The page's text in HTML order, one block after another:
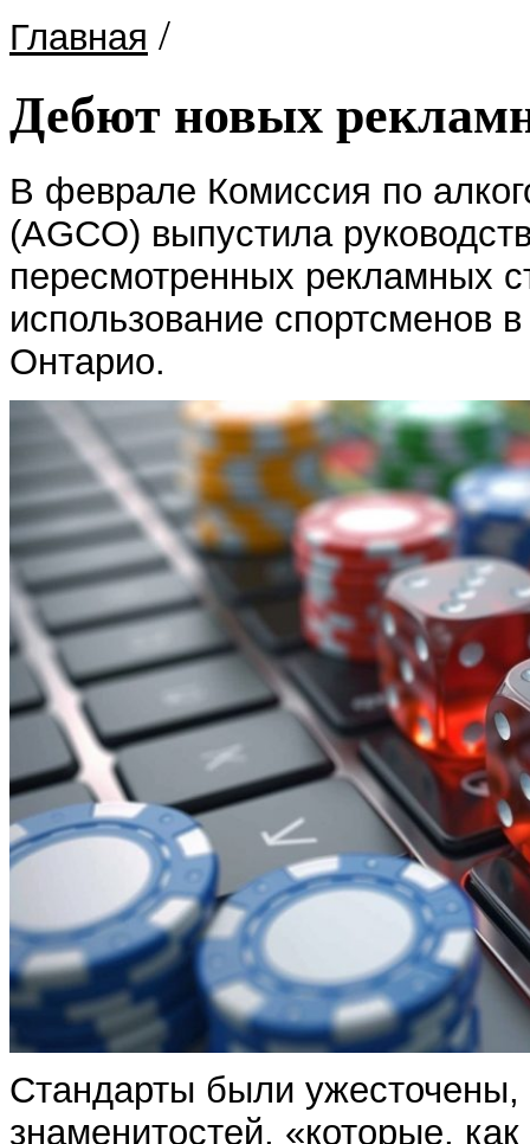
Главная /
Дебют новых
В феврале Комиссия по
(AGCO) выпустила
пересмотренных рекламных
использование спортсменов
Онтарио.
Стандарты были ужесточены,
знаменитостей, «которые,